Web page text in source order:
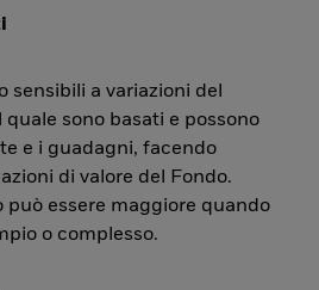
sensibili a variazioni del
sono basati e possono
e i guadagni, facendo
di valore del Fondo.
può essere maggiore quando
o complesso.